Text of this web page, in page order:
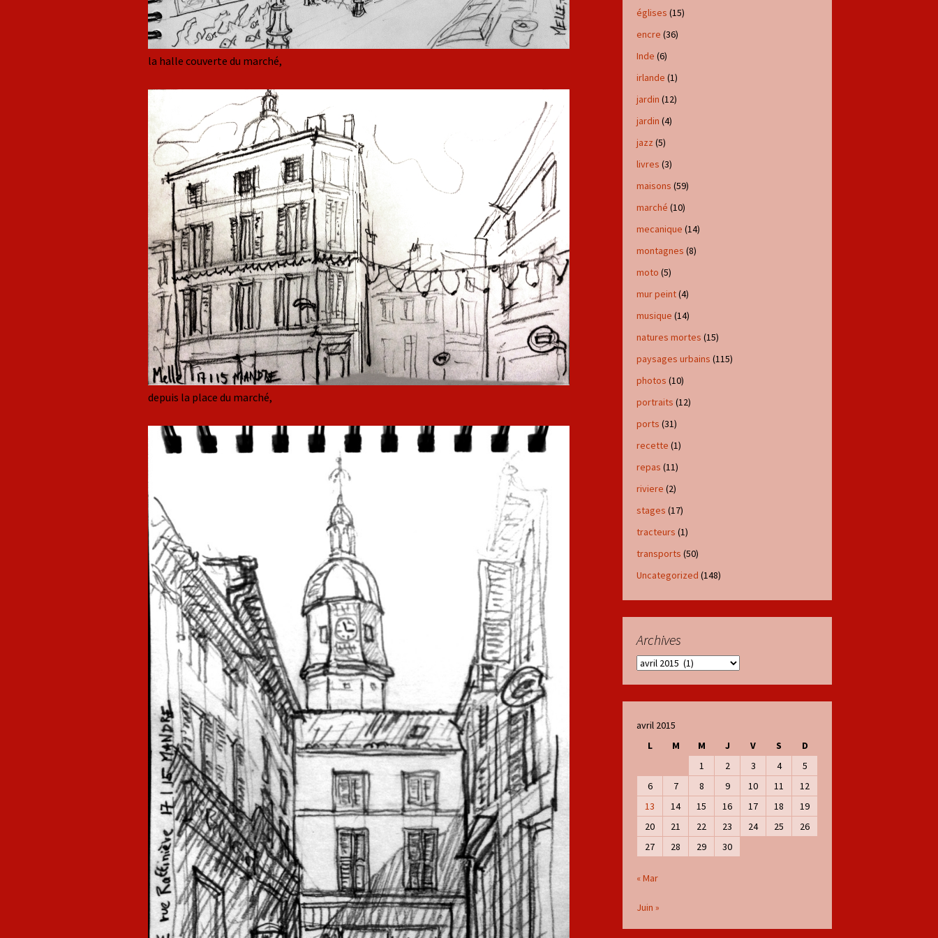
la halle couverte du marché,
depuis la place du marché,
églises (15)
encre (36)
Inde (6)
irlande (1)
jardin (12)
jardin (4)
jazz (5)
livres (3)
maisons (59)
marché (10)
mecanique (14)
montagnes (8)
moto (5)
mur peint(4)
musique (14)
natures mortes (15)
paysages urbains (115)
photos (10)
portraits (12)
ports (31)
recette (1)
repas (11)
riviere (2)
stages (17)
tracteurs (1)
transports (50)
Uncategorized (148)
Archives
Archives
avril 2015
L
M M J V S
D
1
2 3 4
5
6
7 8 9 10 11
12
13
14 15 16 17 18
19
20
21 22 23 24 25
26
27
28 29 30
« Mar
Juin »